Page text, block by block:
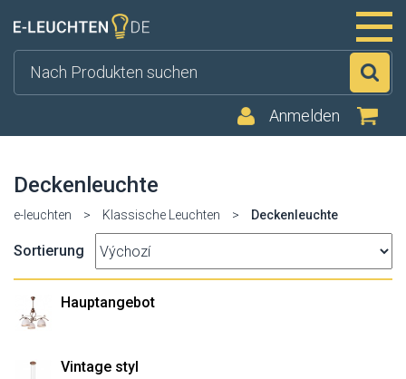
Anmelden
Deckenleuchte
e-leuchten > Klassische Leuchten > Deckenleuchte
Sortierung
Hauptangebot
Vintage styl